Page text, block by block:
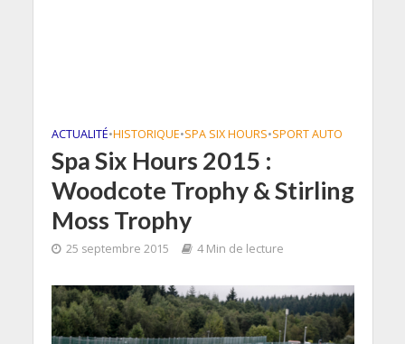
ACTUALITÉ•HISTORIQUE•SPA SIX HOURS•SPORT AUTO
Spa Six Hours 2015 :
Woodcote Trophy & Stirling
Moss Trophy
25 septembre 2015 4 Min de lecture